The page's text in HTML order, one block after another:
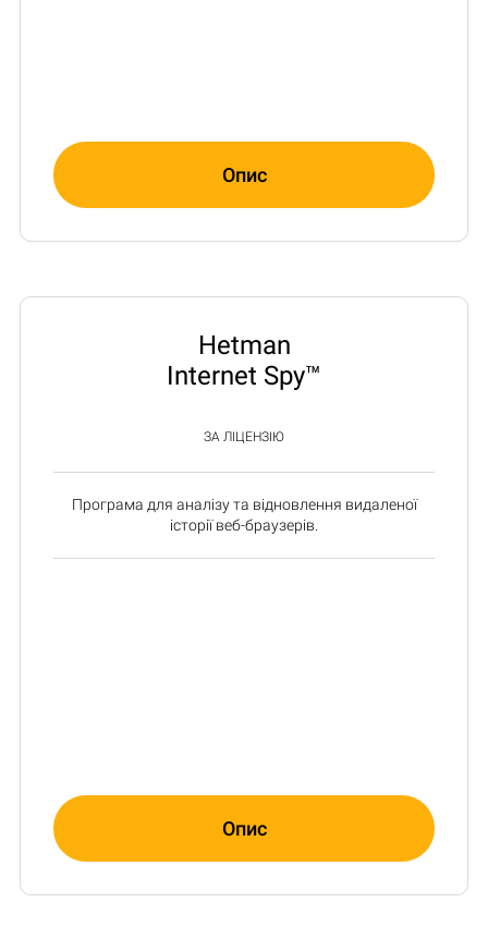
Опис
Hetman
Internet Spy™
ЗА ЛІЦЕНЗІЮ
Програма для аналізу та відновлення видаленої
історії веб-браузерів.
Опис